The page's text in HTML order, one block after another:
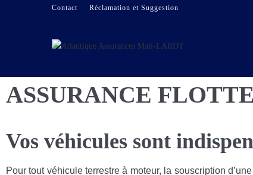
Contact Réclamation et Suggestion
ASSURANCE
Vos véhicules sont
Pour tout véhicule terrestre à moteur, la souscription